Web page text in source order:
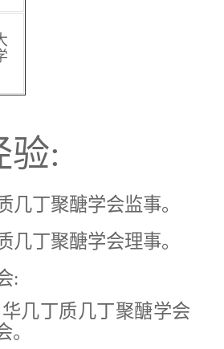
验:
几丁聚醣学会监事。
几丁聚醣学会理事。
:
几丁质几丁聚醣学会
。